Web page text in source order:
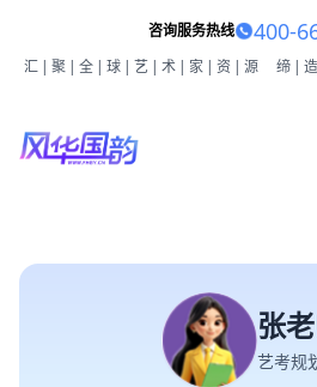
咨询服务热线 400-
汇|聚|全|球|艺|术|家|资|源 缔|
张
艺考规